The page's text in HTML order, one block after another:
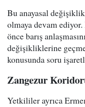
Bu anayasal
olmaya devam
önce barış
değişikliklerine
konusunda soru
Zangezur
Yetkililer ayrıca